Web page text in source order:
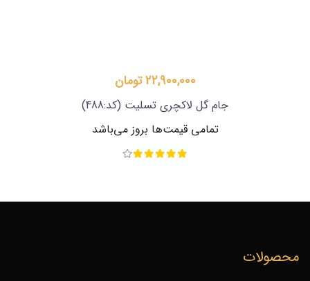
22,900,000 تومان
جام گل لاکچری تسلیت (کد:488)
تمامی قیمت‌ها بروز می‌باشد
محصولات